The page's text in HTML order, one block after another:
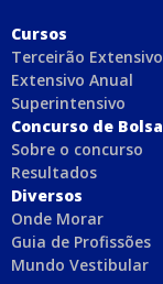
Cursos
Terceirão Extensivo
Extensivo Anual
Superintensivo
Concurso de Bolsa
Sobre o concurso
Resultados
Diversos
Onde Morar
Guia de Profissões
Mundo Vestibular